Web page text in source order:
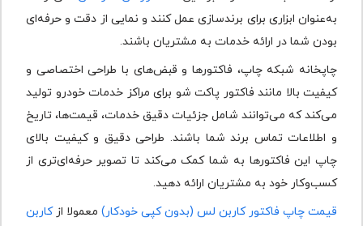
به‌عنوان ابزاری برای برندسازی عمل کنند و نمایی از دقت و حرفه‌ای
بودن شما در ارائه خدمات به مشتریان باشند.
چاپخانه شبکه چاپ، فاکتورها و قبض‌های با طراحی اختصاصی و
کیفیت بالا مانند فاکتور پاکت شو برای مراکز خدمات خودرو تولید
می‌کند که می‌توانند شامل جزئیات دقیق خدمات، قیمت‌ها، تاریخ
و اطلاعات تماس برند شما باشند. طراحی دقیق و کیفیت بالای
چاپ این فاکتورها به شما کمک می‌کند تا تصویر حرفه‌ای‌تری از
کسب‌وکار خود به مشتریان ارائه دهید.
قیمت چاپ فاکتور کاربن ‌لس (بدون کپی خودکار) معمولا ازکاربن